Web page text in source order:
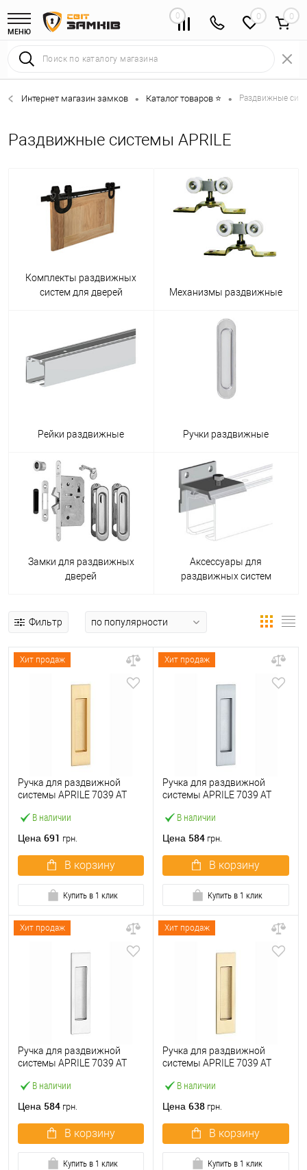
МЕНЮ
0 0
Интернет магазин замков • Каталог товаров ⭐ • Раздвижные
Раздвижные системы APRILE
Комплекты раздвижных
систем для дверей
Механизмы раздвижные
Рейки раздвижные Ручки раздвижные
Замки для раздвижных
дверей
Аксессуары для
раздвижных систем
Фильтр
Хит продаж
В наличии
Ручка для раздвижной
системы APRILE 7039 AT
Цена 691 грн.
В корзину
Купить в 1 клик
Хит продаж
В наличии
Ручка для раздвижной
системы APRILE 7039 AT
Цена 584 грн.
В корзину
Купить в 1 клик
Хит продаж
В наличии
Ручка для раздвижной
системы APRILE 7039 AT
Цена 584 грн.
В корзину
Купить в 1 клик
Хит продаж
В наличии
Ручка для раздвижной
системы APRILE 7039 AT
Цена 638 грн.
В корзину
Купить в 1 клик